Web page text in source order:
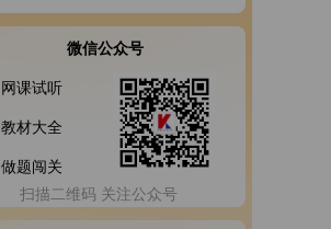
微信公众号
网课试听
教材大全
做题闯关
扫描二维码 关注公众号